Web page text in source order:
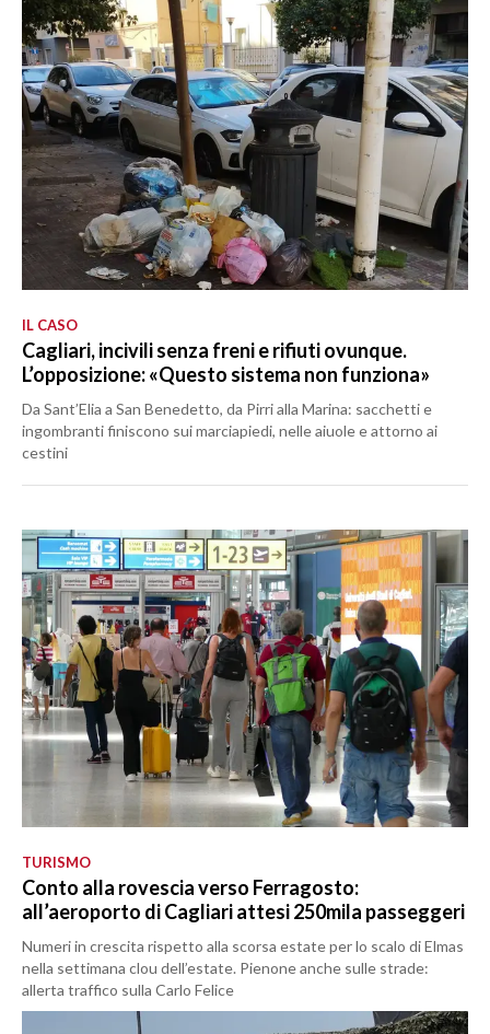
IL CASO
Cagliari, incivili senza freni e rifiuti ovunque.
L’opposizione: «Questo sistema non funziona»
Da Sant’Elia a San Benedetto, da Pirri alla Marina: sacchetti e
ingombranti finiscono sui marciapiedi, nelle aiuole e attorno ai
cestini
TURISMO
Conto alla rovescia verso Ferragosto:
all’aeroporto di Cagliari attesi 250mila passeggeri
Numeri in crescita rispetto alla scorsa estate per lo scalo di Elmas
nella settimana clou dell’estate. Pienone anche sulle strade:
allerta traffico sulla Carlo Felice